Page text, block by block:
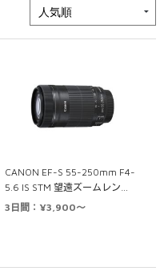
CANON EF-S 55-250mm F4-
5.6 IS STM 望遠ズームレン…
3日間：¥3,900～